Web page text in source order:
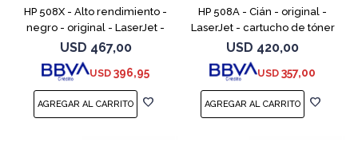
HP 508X - Alto rendimiento -
negro - original - LaserJet -
cartucho de tóner (CF360X) -
para Color LaserJet
Enterprise MFP M577;
USD 467,00
USD 396,95
HP 508A - Cián - original -
LaserJet - cartucho de tóner
(CF361A) - para Color
LaserJet Enterprise MFP M577;
LaserJet Enterprise
USD 420,00
USD 357,00